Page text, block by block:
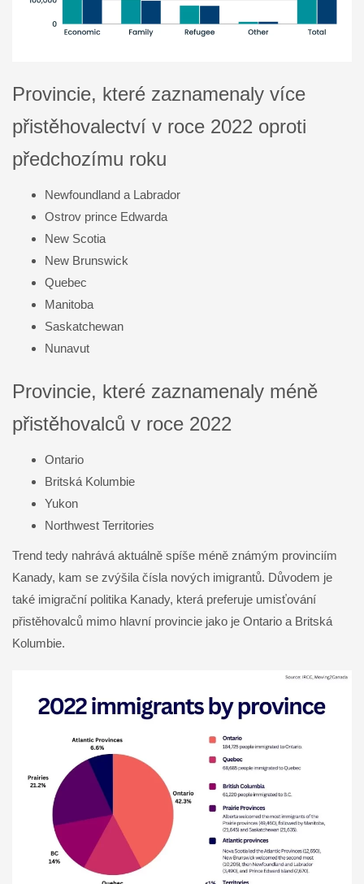
Provincie, které zaznamenaly více
přistěhovalectví v roce 2022 oproti
předchozímu roku
Newfoundland a Labrador
Ostrov prince Edwarda
New Scotia
New Brunswick
Quebec
Manitoba
Saskatchewan
Nunavut
Provincie, které zaznamenaly méně
přistěhovalců v roce 2022
Ontario
Britská Kolumbie
Yukon
Northwest Territories
Trend tedy nahrává aktuálně spíše méně známým provinciím
Kanady, kam se zvýšila čísla nových imigrantů. Důvodem je
také imigrační politika Kanady, která preferuje umisťování
přistěhovalců mimo hlavní provincie jako je Ontario a Britská
Kolumbie.